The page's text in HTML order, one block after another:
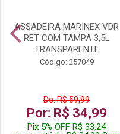
ASSADEIRA MARINEX VDR
RET COM TAMPA 3,5L
TRANSPARENTE
Código: 257049
De: R$ 59,99
Por: R$ 34,99
Pix 5% OFF R$ 33,24